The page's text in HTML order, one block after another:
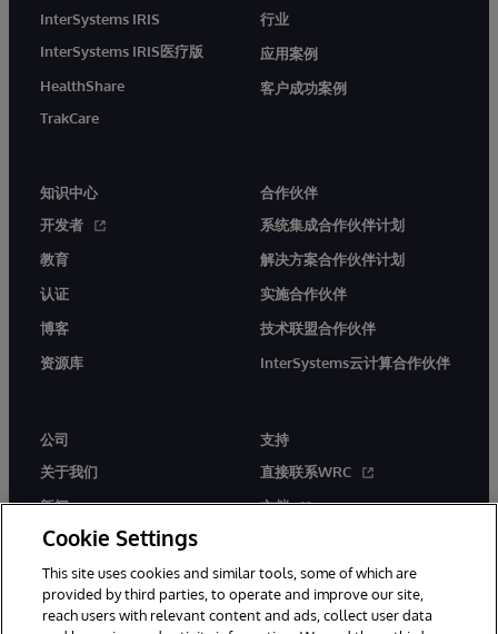
InterSystems IRIS
InterSystems IRIS医疗版
HealthShare
TrakCare
行业
应用案例
客户成功案例
知识中心
开发者
教育
认证
博客
资源库
合作伙伴
系统集成合作伙伴计划
解决方案合作伙伴计划
实施合作伙伴
技术联盟合作伙伴
InterSystems云计算合作伙伴
公司
关于我们
新闻
活动
工作机会
支持
直接联系WRC
文档
Cookie Settings
This site uses cookies and similar tools, some of which are
provided by third parties, to operate and improve our site,
reach users with relevant content and ads, collect user data